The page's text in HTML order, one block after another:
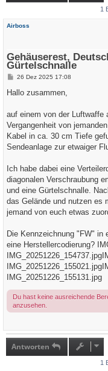
1
Airboss
Gehäuserest,
Gürtelschnalle
B
i
a
26 Dez 2025 17:08
Hallo zusammen,
auf einem von der Luftwaffe
Vergangenheit von
Kabel in ca. 30 cm Tiefe
Sendeanlage zur etwaiger
Ich habe dabei eine
diagonalen Verschraubung
und eine Gürtelschnalle.
das Gelände und nutzen es
jemand von euch etwas
Die Kennzeichnung "FW" in
eine Herstellercodierung?
IMG_20251226_154737.jpg
IMG_20251226_155021.jpg
IMG_20251226_155131.jpg
Du hast keine ausreichende
anzusehen.
Antworten
1